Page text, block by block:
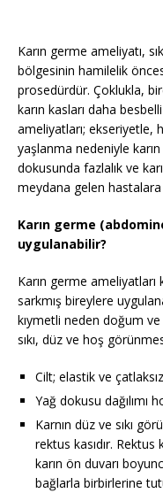
Karın germe ameliyatı,
bölgesinin hamilelik
prosedürdür. Çoklukla,
karın kasları daha
ameliyatları; ekseriyetle,
yaşlanma nedeniyle
dokusunda fazlalık ve
meydana gelen hastalara
Karın germe
uygulanabilir?
Karın germe ameliyatları
sarkmış bireylere
kıymetli neden doğum
sıkı, düz ve hoş
Cilt; elastik ve
Yağ dokusu dağılımı
Karnın düz ve sıkı
rektus kasıdır. Rektus
karın ön duvarı
bağlarla birbirlerine